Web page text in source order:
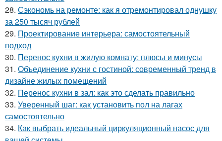
28. Сэкономь на ремонте: как я отремонтировал однушку
за 250 тысяч рублей
29. Проектирование интерьера: самостоятельный
подход
30. Перенос кухни в жилую комнату: плюсы и минусы
31. Объединение кухни с гостиной: современный тренд в
дизайне жилых помещений
32. Перенос кухни в зал: как это сделать правильно
33. Уверенный шаг: как установить пол на лагах
самостоятельно
34. Как выбрать идеальный циркуляционный насос для